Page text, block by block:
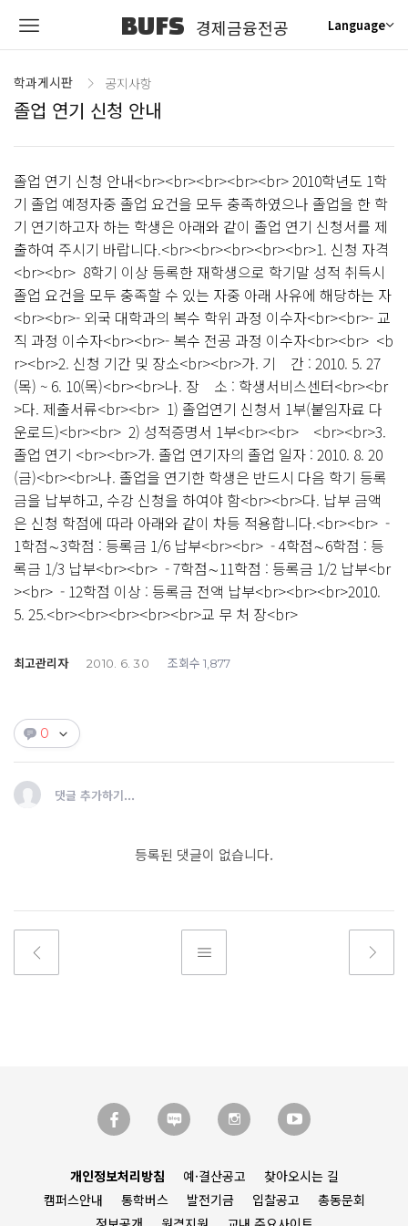
BUFS 경제금융전공 Language
학과게시판 공지사항
졸업 연기 신청 안내
졸업 연기 신청 안내<br><br><br><br><br> 2010학년도 1학
기 졸업 예정자중 졸업 요건을 모두 충족하였으나 졸업을 한 학
기 연기하고자 하는 학생은 아래와 같이 졸업 연기 신청서를 제
출하여 주시기 바랍니다.<br><br><br><br><br>1. 신청 자격
<br><br> 8학기 이상 등록한 재학생으로 학기말 성적 취득시
졸업 요건을 모두 충족할 수 있는 자중 아래 사유에 해당하는 자
<br><br>- 외국 대학과의 복수 학위 과정 이수자<br><br>- 교
직 과정 이수자<br><br>- 복수 전공 과정 이수자<br><br> <b
r><br>2. 신청 기간 및 장소<br><br>가. 기 간 : 2010. 5. 27
(목) ~ 6. 10(목)<br><br>나. 장 소 : 학생서비스센터<br><br
>다. 제출서류<br><br> 1) 졸업연기 신청서 1부(붙임자료 다
운로드)<br><br> 2) 성적증명서 1부<br><br> <br><br>3.
졸업 연기 <br><br>가. 졸업 연기자의 졸업 일자 : 2010. 8. 20
(금)<br><br>나. 졸업을 연기한 학생은 반드시 다음 학기 등록
금을 납부하고, 수강 신청을 하여야 함<br><br>다. 납부 금액
은 신청 학점에 따라 아래와 같이 차등 적용합니다.<br><br> -
1학점∼3학점 : 등록금 1/6 납부<br><br> - 4학점∼6학점 : 등
록금 1/3 납부<br><br> - 7학점∼11학점 : 등록금 1/2 납부<br
><br> - 12학점 이상 : 등록금 전액 납부<br><br><br>2010.
5. 25.<br><br><br><br><br>교 무 처 장<br>
최고관리자 2010. 6. 30 조회수 1,877
0
댓글 추가하기...
등록된 댓글이 없습니다.
개인정보처리방침 예·결산공고
찾아오시는 길
캠퍼스안내
통학버스 발전기금 입찰공고
총동문회